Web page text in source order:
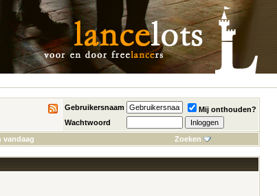
Gebruikersnaam
Mij onthouden?
Wachtwoord
vandaag Zoeken